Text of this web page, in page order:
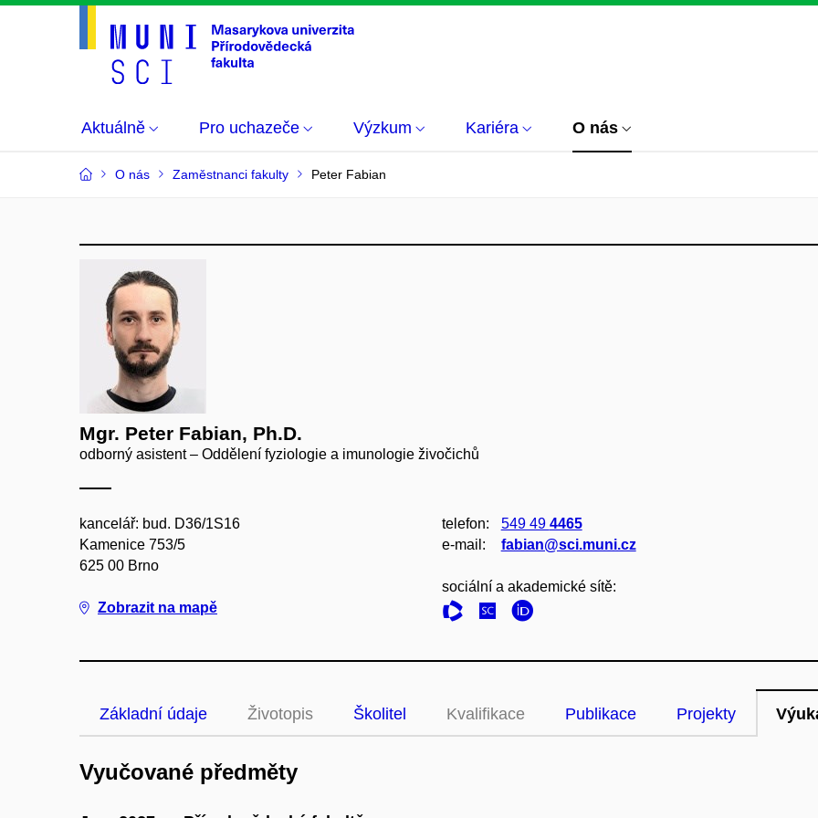
Aktuálně Pro uchazeče Výzkum Kariéra O nás
O nás Zaměstnanci fakulty Peter Fabian
Mgr. Peter Fabian, Ph.D.
odborný asistent – Oddělení fyziologie a imunologie živočichů
kancelář: bud. D36/1S16
Kamenice 753/5
625 00 Brno
Zobrazit na mapě
telefon: 549 49 4465
e‑mail:
fabian@sci.muni.cz
sociální a akademické sítě:
Základní údaje Životopis Školitel Kvalifikace Publikace Projekty
Vyučované předměty